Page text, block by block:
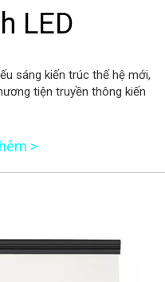
LED
sáng kiến ​​trúc thế hệ mới,
tiện truyền thông kiến
>